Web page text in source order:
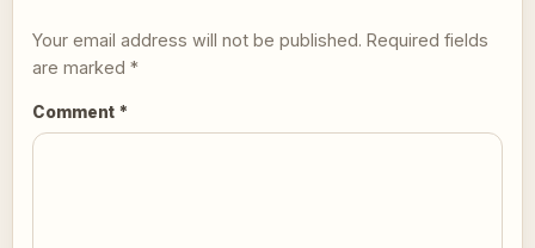
Your email address will not be published. Required fields
are marked *
Comment *